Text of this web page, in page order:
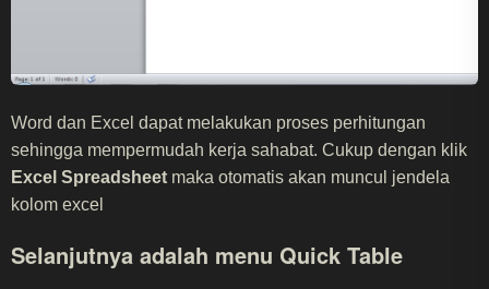
Word dan Excel dapat melakukan proses perhitungan
sehingga mempermudah kerja sahabat. Cukup dengan klik
Excel Spreadsheet maka otomatis akan muncul jendela
kolom excel
Selanjutnya adalah menu Quick Table